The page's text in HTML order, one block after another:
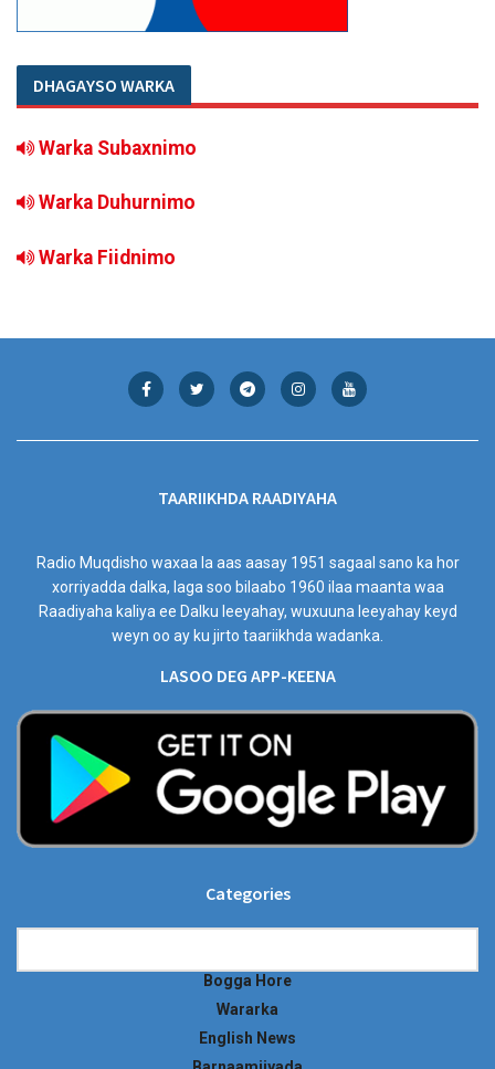
DHAGAYSO WARKA
Warka Subaxnimo
Warka Duhurnimo
Warka Fiidnimo
TAARIIKHDA RAADIYAHA
Radio Muqdisho waxaa la aas aasay 1951 sagaal sano ka hor
xorriyadda dalka, laga soo bilaabo 1960 ilaa maanta waa
Raadiyaha kaliya ee Dalku leeyahay, wuxuuna leeyahay keyd
weyn oo ay ku jirto taariikhda wadanka.
LASOO DEG APP-KEENA
Categories
Bogga Hore
Wararka
English News